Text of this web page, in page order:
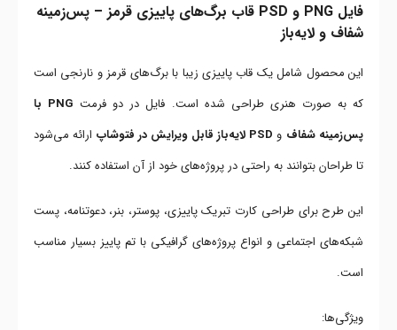
فایل PNG و PSD قاب برگ‌های پاییزی قرمز – پس‌زمینه
شفاف و لایه‌باز
این محصول شامل یک قاب پاییزی زیبا با برگ‌های قرمز و نارنجی است
که به صورت هنری طراحی شده است. فایل در دو فرمت
PNG با
پس‌زمینه شفاف و PSD لایه‌باز قابل ویرایش در فتوشاپ
ارائه می‌شود
تا طراحان بتوانند به راحتی در پروژه‌های خود از آن استفاده کنند.
این طرح برای طراحی کارت تبریک پاییزی، پوستر، بنر، دعوتنامه، پست
شبکه‌های اجتماعی و انواع پروژه‌های گرافیکی با تم پاییز بسیار مناسب
است.
ویژگی‌ها: